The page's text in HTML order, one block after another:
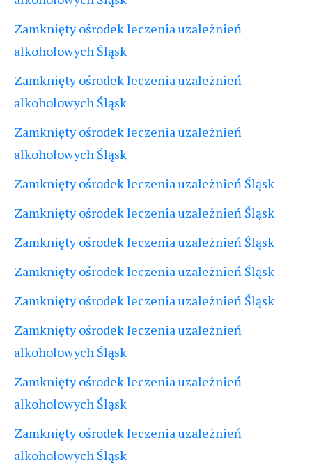
Zamknięty ośrodek leczenia uzależnień
alkoholowych Śląsk
Zamknięty ośrodek leczenia uzależnień
alkoholowych Śląsk
Zamknięty ośrodek leczenia uzależnień
alkoholowych Śląsk
Zamknięty ośrodek leczenia uzależnień Śląsk
Zamknięty ośrodek leczenia uzależnień Śląsk
Zamknięty ośrodek leczenia uzależnień Śląsk
Zamknięty ośrodek leczenia uzależnień Śląsk
Zamknięty ośrodek leczenia uzależnień Śląsk
Zamknięty ośrodek leczenia uzależnień
alkoholowych Śląsk
Zamknięty ośrodek leczenia uzależnień
alkoholowych Śląsk
Zamknięty ośrodek leczenia uzależnień
alkoholowych Śląsk